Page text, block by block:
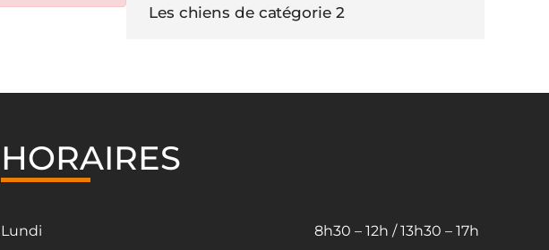
Les chiens de catégorie 2
HORAIRES
Lundi 8h30 – 12h / 13h30 – 17h